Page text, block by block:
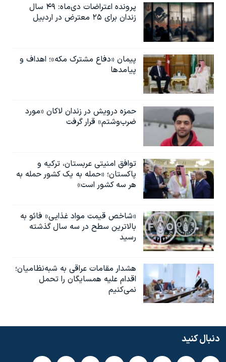
پرونده اعتراضات دی‌ماه: ۴۹ سال
زندان برای ۲۵ معترض در اردبیل
پیمان «دفاع مشترک مکه»؛ اهداف و
پیامدها
حمزه درویش در زندان لاکان «مورد
ضرب‌وشتم» قرار گرفت
توافق امنیتی عربستان، ترکیه و
پاکستان؛ «حمله به یک کشور حمله به
هر سه کشور است»
«شاخص قیمت مواد غذایی» فائو به
بالاترین سطح در سه سال گذشته
رسید
هشدار مقامات عراقی به شبه‌نظامیان؛
اقدام علیه همسایگان را تحمل
نمی‌کنیم
دنبال کنید